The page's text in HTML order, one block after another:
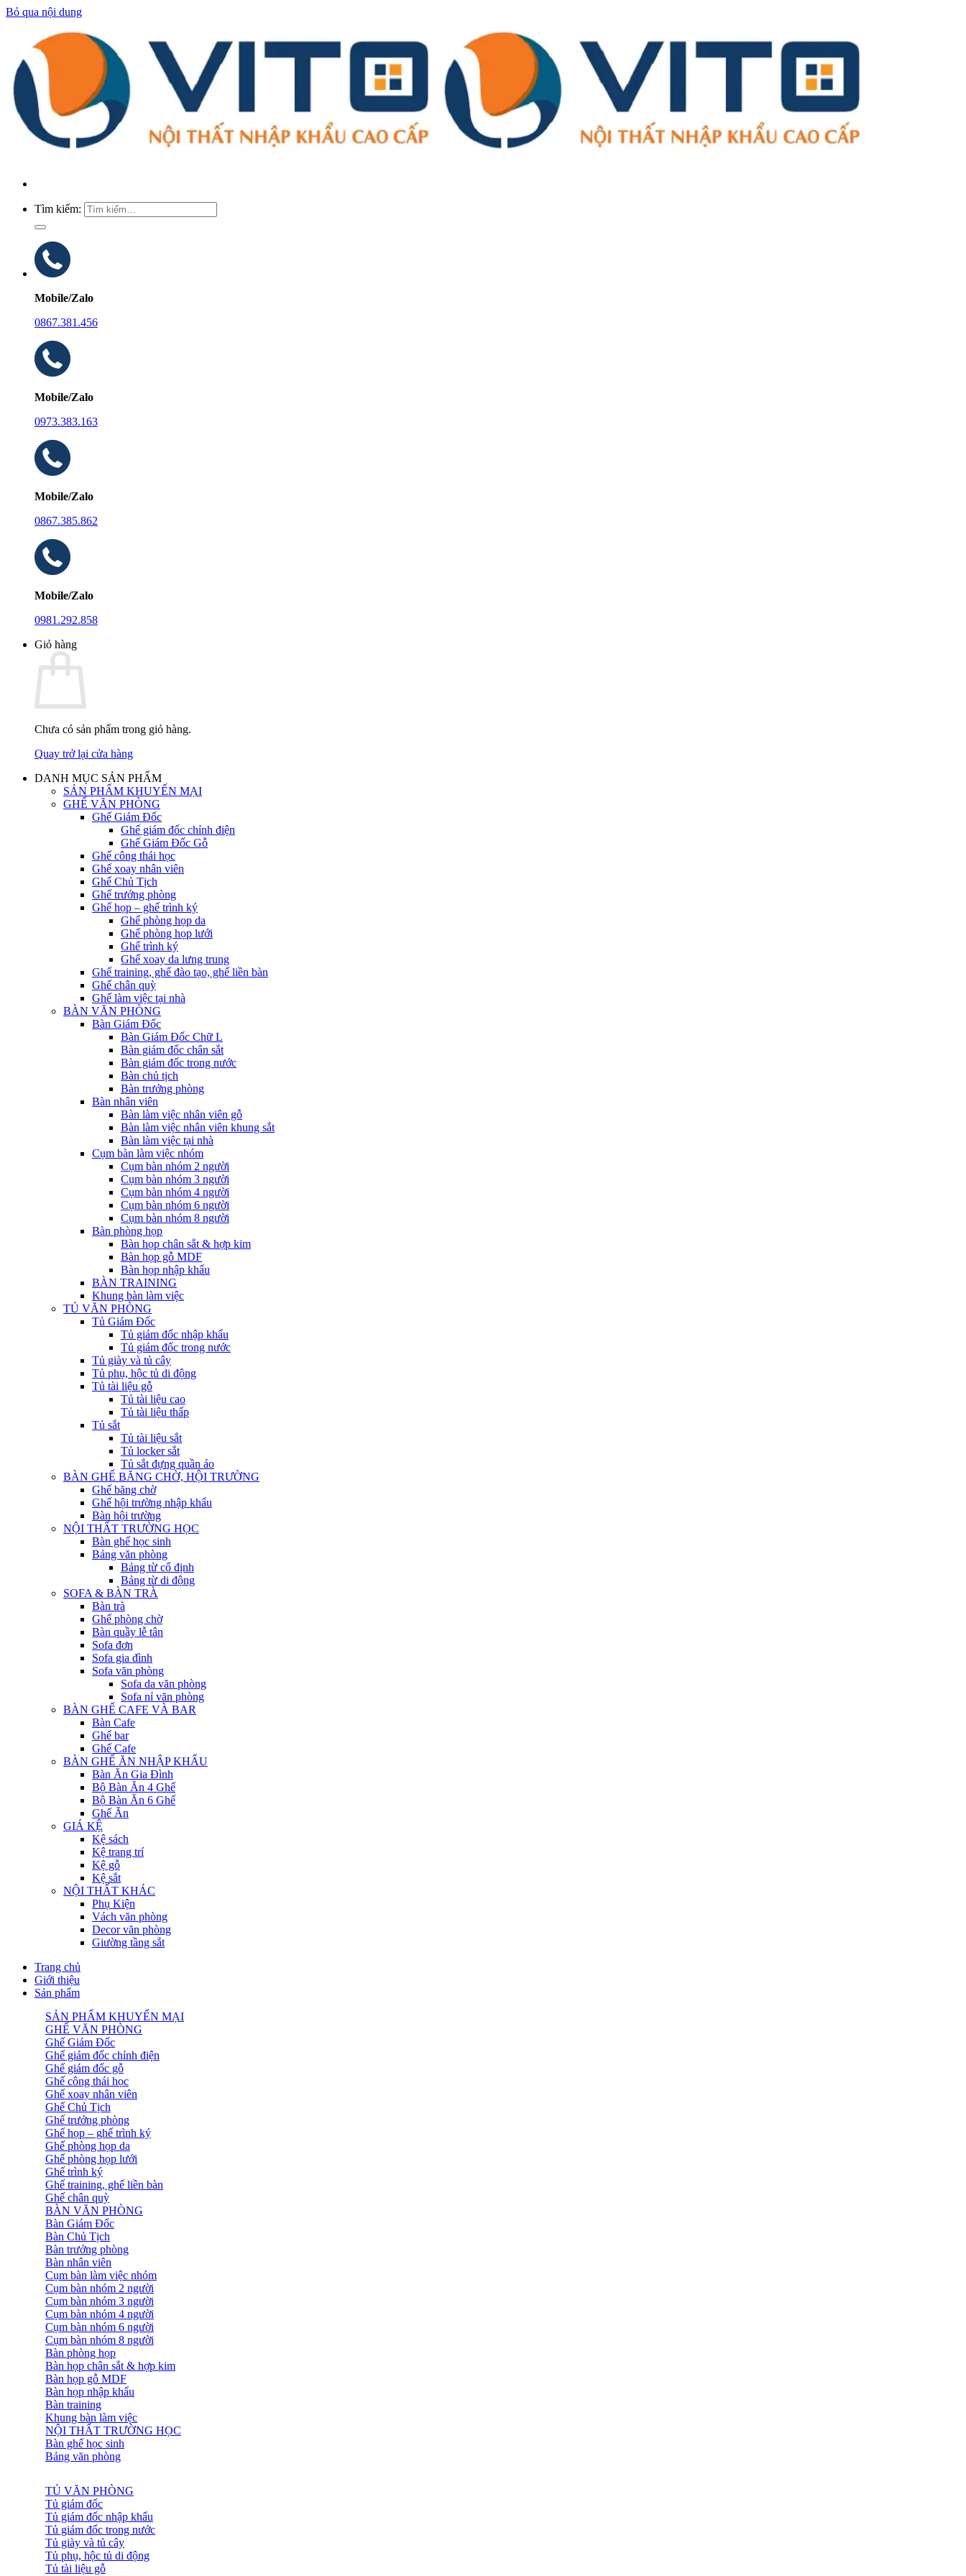
Bỏ qua nội dung
Tìm kiếm:
Mobile/Zalo
0867.381.456
Mobile/Zalo
0973.383.163
Mobile/Zalo
0867.385.862
Mobile/Zalo
0981.292.858
Giỏ hàng
Chưa có sản phẩm trong giỏ hàng.
Quay trở lại cửa hàng
DANH MỤC SẢN PHẨM
SẢN PHẨM KHUYẾN MẠI
GHẾ VĂN PHÒNG
Ghế Giám Đốc
Ghế giám đốc chỉnh điện
Ghế Giám Đốc Gỗ
Ghế công thái học
Ghế xoay nhân viên
Ghế Chủ Tịch
Ghế trưởng phòng
Ghế họp – ghế trình ký
Ghế phòng họp da
Ghế phòng họp lưới
Ghế trình ký
Ghế xoay da lưng trung
Ghế training, ghế đào tạo, ghế liền bàn
Ghế chân quỳ
Ghế làm việc tại nhà
BÀN VĂN PHÒNG
Bàn Giám Đốc
Bàn Giám Đốc Chữ L
Bàn giám đốc chân sắt
Bàn giám đốc trong nước
Bàn chủ tịch
Bàn trưởng phòng
Bàn nhân viên
Bàn làm việc nhân viên gỗ
Bàn làm việc nhân viên khung sắt
Bàn làm việc tại nhà
Cụm bàn làm việc nhóm
Cụm bàn nhóm 2 người
Cụm bàn nhóm 3 người
Cụm bàn nhóm 4 người
Cụm bàn nhóm 6 người
Cụm bàn nhóm 8 người
Bàn phòng họp
Bàn họp chân sắt & hợp kim
Bàn họp gỗ MDF
Bàn họp nhập khẩu
BÀN TRAINING
Khung bàn làm việc
TỦ VĂN PHÒNG
Tủ Giám Đốc
Tủ giám đốc nhập khẩu
Tủ giám đốc trong nước
Tủ giày và tủ cây
Tủ phụ, hộc tủ di động
Tủ tài liệu gỗ
Tủ tài liệu cao
Tủ tài liệu thấp
Tủ sắt
Tủ tài liệu sắt
Tủ locker sắt
Tủ sắt đựng quần áo
BÀN GHẾ BĂNG CHỜ, HỘI TRƯỜNG
Ghế băng chờ
Ghế hội trường nhập khẩu
Bàn hội trường
NỘI THẤT TRƯỜNG HỌC
Bàn ghế học sinh
Bảng văn phòng
Bảng từ cố định
Bảng từ di động
SOFA & BÀN TRÀ
Bàn trà
Ghế phòng chờ
Bàn quầy lễ tân
Sofa đơn
Sofa gia đình
Sofa văn phòng
Sofa da văn phòng
Sofa nỉ văn phòng
BÀN GHẾ CAFE VÀ BAR
Bàn Cafe
Ghế bar
Ghế Cafe
BÀN GHẾ ĂN NHẬP KHẨU
Bàn Ăn Gia Đình
Bộ Bàn Ăn 4 Ghế
Bộ Bàn Ăn 6 Ghế
Ghế Ăn
GIÁ KỆ
Kệ sách
Kệ trang trí
Kệ gỗ
Kệ sắt
NỘI THẤT KHÁC
Phụ Kiện
Vách văn phòng
Decor văn phòng
Giường tầng sắt
Trang chủ
Giới thiệu
Sản phẩm
SẢN PHẨM KHUYẾN MẠI
GHẾ VĂN PHÒNG
Ghế Giám Đốc
Ghế giám đốc chỉnh điện
Ghế giám đốc gỗ
Ghế công thái học
Ghế xoay nhân viên
Ghế Chủ Tịch
Ghế trưởng phòng
Ghế họp – ghế trình ký
Ghế phòng họp da
Ghế phòng họp lưới
Ghế trình ký
Ghế training, ghế liền bàn
Ghế chân quỳ
BÀN VĂN PHÒNG
Bàn Giám Đốc
Bàn Chủ Tịch
Bàn trưởng phòng
Bàn nhân viên
Cụm bàn làm việc nhóm
Cụm bàn nhóm 2 người
Cụm bàn nhóm 3 người
Cụm bàn nhóm 4 người
Cụm bàn nhóm 6 người
Cụm bàn nhóm 8 người
Bàn phòng họp
Bàn họp chân sắt & hợp kim
Bàn họp gỗ MDF
Bàn họp nhập khẩu
Bàn training
Khung bàn làm việc
NỘI THẤT TRƯỜNG HỌC
Bàn ghế học sinh
Bảng văn phòng
TỦ VĂN PHÒNG
Tủ giám đốc
Tủ giám đốc nhập khẩu
Tủ giám đốc trong nước
Tủ giày và tủ cây
Tủ phụ, hộc tủ di động
Tủ tài liệu gỗ